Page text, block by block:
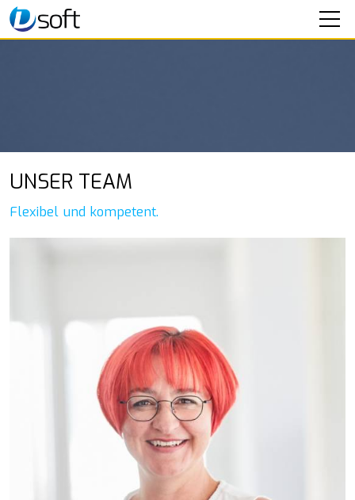
UNTERNEHMEN
Über uns
Mitarbeiter
UNSER TEAM
Flexibel und kompetent.